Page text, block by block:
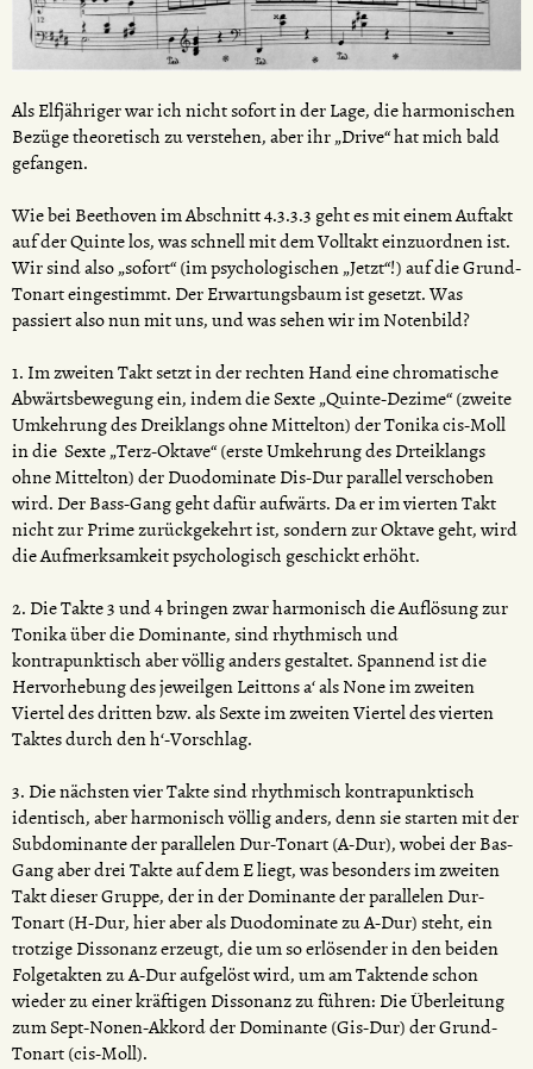
Als Elfjähriger war ich nicht sofort in der Lage, die harmonischen
Bezüge theoretisch zu verstehen, aber ihr „Drive“ hat mich bald
gefangen.
Wie bei Beethoven im Abschnitt 4.3.3.3 geht es mit einem Auftakt
auf der Quinte los, was schnell mit dem Volltakt einzuordnen ist.
Wir sind also „sofort“ (im psychologischen „Jetzt“!) auf die Grund-
Tonart eingestimmt. Der Erwartungsbaum ist gesetzt. Was
passiert also nun mit uns, und was sehen wir im Notenbild?
1. Im zweiten Takt setzt in der rechten Hand eine chromatische
Abwärtsbewegung ein, indem die Sexte „Quinte-Dezime“ (zweite
Umkehrung des Dreiklangs ohne Mittelton) der Tonika cis-Moll
in die Sexte „Terz-Oktave“ (erste Umkehrung des Drteiklangs
ohne Mittelton) der Duodominate Dis-Dur parallel verschoben
wird. Der Bass-Gang geht dafür aufwärts. Da er im vierten Takt
nicht zur Prime zurückgekehrt ist, sondern zur Oktave geht, wird
die Aufmerksamkeit psychologisch geschickt erhöht.
2. Die Takte 3 und 4 bringen zwar harmonisch die Auflösung zur
Tonika über die Dominante, sind rhythmisch und
kontrapunktisch aber völlig anders gestaltet. Spannend ist die
Hervorhebung des jeweilgen Leittons a‘ als None im zweiten
Viertel des dritten bzw. als Sexte im zweiten Viertel des vierten
Taktes durch den h‘-Vorschlag.
3. Die nächsten vier Takte sind rhythmisch kontrapunktisch
identisch, aber harmonisch völlig anders, denn sie starten mit der
Subdominante der parallelen Dur-Tonart (A-Dur), wobei der Bas-
Gang aber drei Takte auf dem E liegt, was besonders im zweiten
Takt dieser Gruppe, der in der Dominante der parallelen Dur-
Tonart (H-Dur, hier aber als Duodominate zu A-Dur) steht, ein
trotzige Dissonanz erzeugt, die um so erlösender in den beiden
Folgetakten zu A-Dur aufgelöst wird, um am Taktende schon
wieder zu einer kräftigen Dissonanz zu führen: Die Überleitung
zum Sept-Nonen-Akkord der Dominante (Gis-Dur) der Grund-
Tonart (cis-Moll).